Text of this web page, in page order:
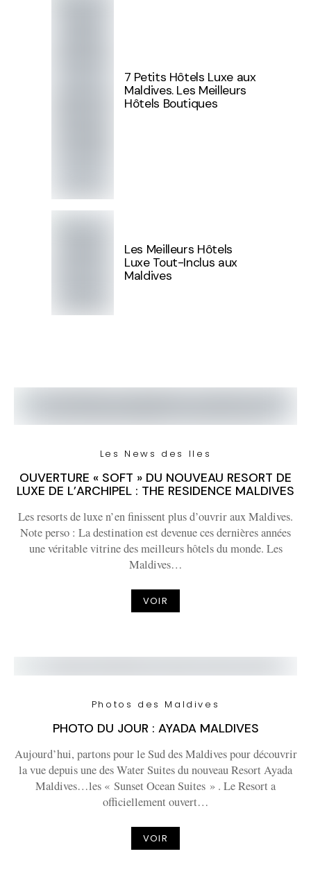
7 Petits Hôtels Luxe aux
Maldives. Les Meilleurs
Hôtels Boutiques
Les Meilleurs Hôtels
Luxe Tout-Inclus aux
Maldives
Les News des Iles
OUVERTURE « SOFT » DU NOUVEAU RESORT DE
LUXE DE L’ARCHIPEL : THE RESIDENCE MALDIVES
Les resorts de luxe n’en finissent plus d’ouvrir aux Maldives.
Note perso : La destination est devenue ces dernières années
une véritable vitrine des meilleurs hôtels du monde. Les
Maldives…
VOIR
Photos des Maldives
PHOTO DU JOUR : AYADA MALDIVES
Aujourd’hui, partons pour le Sud des Maldives pour découvrir
la vue depuis une des Water Suites du nouveau Resort Ayada
Maldives…les « Sunset Ocean Suites » . Le Resort a
officiellement ouvert…
VOIR